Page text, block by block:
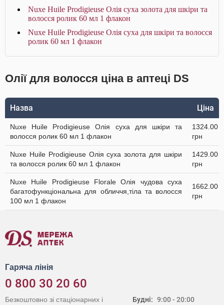
Nuxe Huile Prodigieuse Олія суха золота для шкіри та
волосся ролик 60 мл 1 флакон
Nuxe Huile Prodigieuse Олія суха для шкіри та волосся
ролик 60 мл 1 флакон
Олії для волосся ціна в аптеці DS
Назва Ціна
Nuxe Huile Prodigieuse Олія суха для шкіри та
волосся ролик 60 мл 1 флакон
1324.00
грн
Nuxe Huile Prodigieuse Олія суха золота для шкіри
та волосся ролик 60 мл 1 флакон
1429.00
грн
Nuxe Huile Prodigieuse Florale Олія чудова суха
багатофункціональна для обличчя,тіла та волосся
100 мл 1 флакон
1662.00
грн
Гаряча лінія
0 800 30 20 60
Будні: 9:00 - 20:00
Безкоштовно зі стаціонарних і